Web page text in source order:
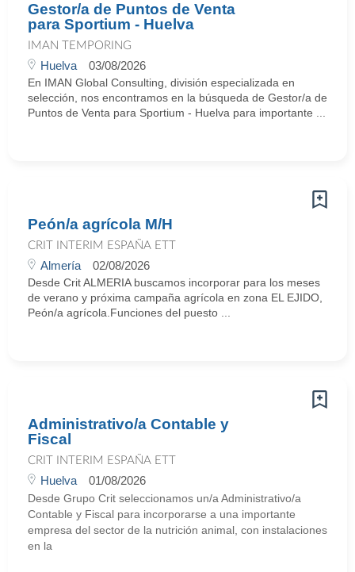
Gestor/a de Puntos de Venta
para Sportium - Huelva
IMAN TEMPORING
Huelva 03/08/2026
En IMAN Global Consulting, división especializada en
selección, nos encontramos en la búsqueda de Gestor/a de
Puntos de Venta para Sportium - Huelva para importante ...
Peón/a agrícola M/H
CRIT INTERIM ESPAÑA ETT
Almería 02/08/2026
Desde Crit ALMERIA buscamos incorporar para los meses
de verano y próxima campaña agrícola en zona EL EJIDO,
Peón/a agrícola.Funciones del puesto ...
Administrativo/a Contable y
Fiscal
CRIT INTERIM ESPAÑA ETT
Huelva 01/08/2026
Desde Grupo Crit seleccionamos un/a Administrativo/a
Contable y Fiscal para incorporarse a una importante
empresa del sector de la nutrición animal, con instalaciones
en la